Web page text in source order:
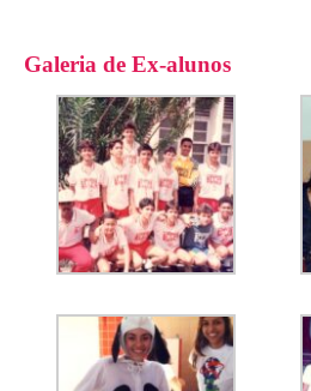
Galeria de Ex-alunos